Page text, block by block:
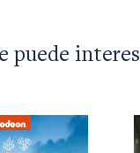
puede